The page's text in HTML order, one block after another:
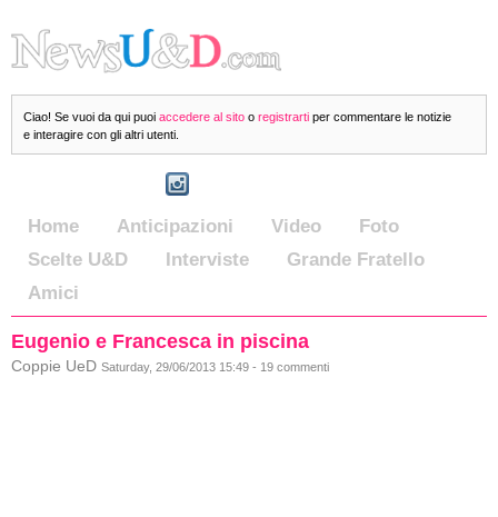
Ciao! Se vuoi da qui puoi accedere al sito o registrarti per commentare le notizie
e interagire con gli altri utenti.
Home Anticipazioni Video
Foto
Scelte U&D
Interviste
Grande Fratello
Amici
Eugenio e Francesca in piscina
Coppie UeD Saturday, 29/06/2013 15:49 - 19 commenti